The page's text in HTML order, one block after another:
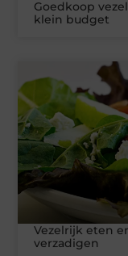
Goedkoop
klein budget
Vezelrijk eten
verzadigen